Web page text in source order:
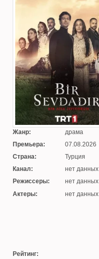
Жанр:
драма
Премьера:
07.08.2026
Страна:
Турция
Канал:
нет данных
Режиссеры:
нет данных
Актеры:
нет данных
Рейтинг: